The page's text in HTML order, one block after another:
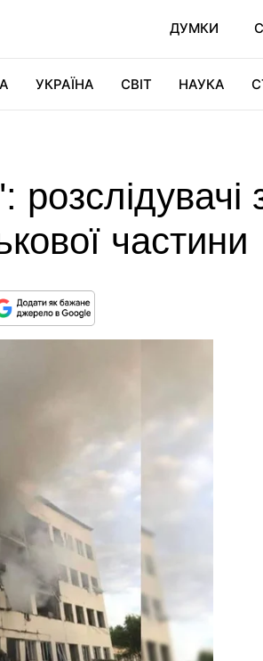
ДУМКИ
УКРАЇНА СВІТ НАУКА
частини